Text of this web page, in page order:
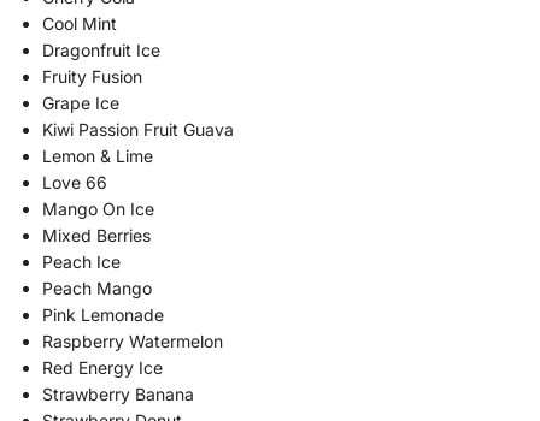
Cool Mint
Dragonfruit Ice
Fruity Fusion
Grape Ice
Kiwi Passion Fruit Guava
Lemon & Lime
Love 66
Mango On Ice
Mixed Berries
Peach Ice
Peach Mango
Pink Lemonade
Raspberry Watermelon
Red Energy Ice
Strawberry Banana